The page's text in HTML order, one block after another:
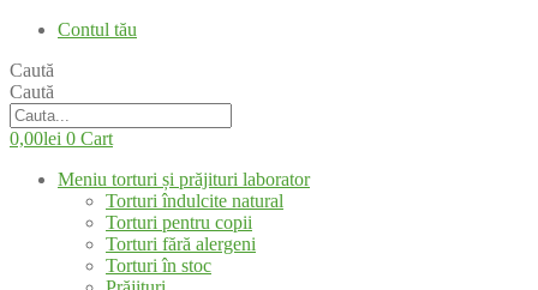
Contul tău
Caută
Caută
0,00lei 0 Cart
Meniu torturi și prăjituri laborator
Torturi îndulcite natural
Torturi pentru copii
Torturi fără alergeni
Torturi în stoc